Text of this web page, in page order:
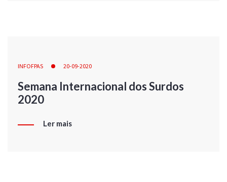
INFOFPAS 20-09-2020
Semana Internacional dos Surdos
2020
Ler mais